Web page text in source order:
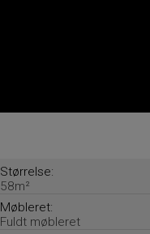
Størrelse:
58m²
Møbleret:
Fuldt møbleret